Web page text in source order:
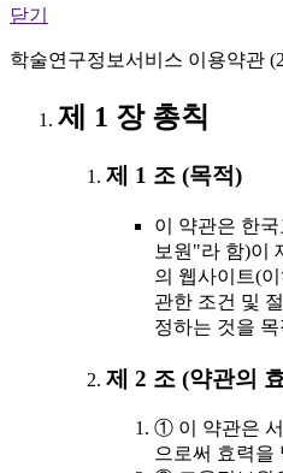
닫기
학술연구정보서비스 이용약관
제 1 장 총칙
제 1 조 (목적)
이 약관은 한
보원"라 함)이
의 웹사이트(
관한 조건 및
정하는 것을
제 2 조 (약관의
① 이 약관은
으로써 효력을